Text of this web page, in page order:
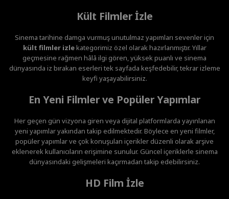
Kült Filmler İzle
Sinema tarihine damga vurmuş unutulmaz yapımları sevenler için
kült filmler izlekategorimiz özel olarak hazırlanmıştır. Yıllar
geçmesine rağmen hâlâ ilgi gören, yüksek puanlı ve sinema
dünyasında iz bırakan eserleri tek sayfada keşfedebilir, tekrar izleme
keyfi yaşayabilirsiniz.
En Yeni Filmler ve Popüler Yapımlar
Her geçen gün vizyona giren veya dijital platformlarda yayınlanan
yeni yapımlar yakından takip edilmektedir. Böylece en yeni filmler,
popüler yapımlar ve çok konuşulan içerikler düzenli olarak arşive
eklenerek kullanıcıların erişimine sunulur. Güncel içeriklerle sinema
dünyasındaki gelişmeleri kaçırmadan takip edebilirsiniz.
HD Film İzle